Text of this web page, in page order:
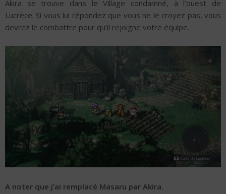
Akira se trouve dans le Village condamné, à l’ouest de
Lucrèce. Si vous lui répondez que vous ne le croyez pas, vous
devrez le combattre pour qu’il rejoigne votre équipe.
A noter que j’ai remplacé Masaru par Akira.